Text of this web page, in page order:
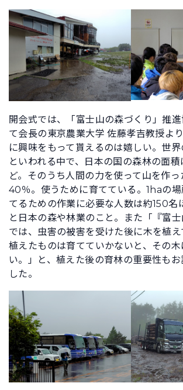
開会式では、「富士山の森づくり」推
て会長の東京農業大学 佐藤孝吉教授よ
に興味をもって貰えるのは嬉しい。世
といわれる中で、日本の国の森林の面
ど。そのうち人間の力を使って山を作
40％。使うために育てている。1haの場
てるための作業に必要な人数は約150名
と日本の森や林業のこと。また「『富士
では、虫害の被害を受けた後に木を植え
植えたものは育てていかないと、その
い。」と、植えた後の育林の重要性も
した。